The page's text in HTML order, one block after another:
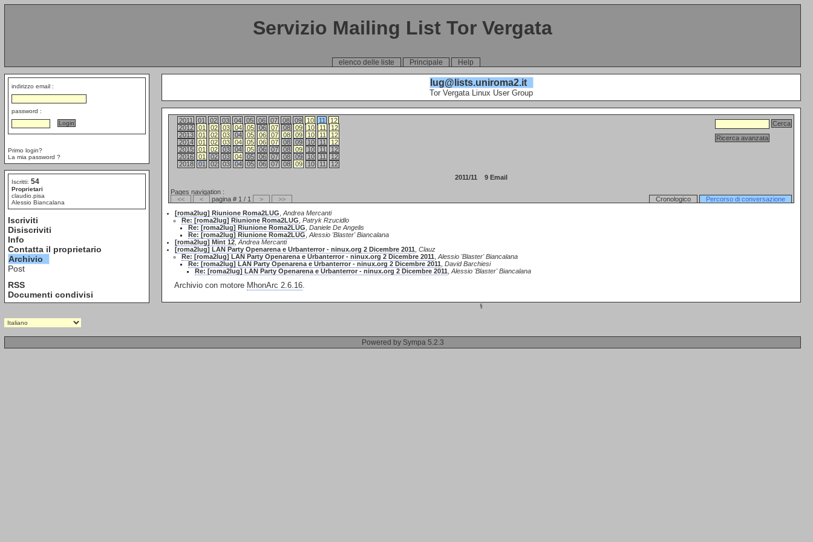
Servizio Mailing List Tor Vergata
elenco delle liste Principale Help
indirizzo email :
password :
Primo login?
La mia password ?
Iscritti: 54
Proprietari
claudio.pisa
Alessio Biancalana
Iscriviti
Disiscriviti
Info
Contatta il proprietario
Archivio
Post
RSS
Documenti condivisi
lug@lists.uniroma2.it
Tor Vergata Linux User Group
2011 01 02 03 04 05 06 07 08 09 10 11
12
2012
01 02 03 04 05 06 07 08 09 10 11
12
2013
01 02 03 04 05 06 07 08 09 10 11
12
2014
01 02 03 04 05 06 07 08 09 10 11
12
2015
01 02 03 04 05 06 07 08 09 10 11
12
2016
01 02 03 04 05 06 07 08 09 10 11
12
2018
01 02 03 04 05 06 07 08 09 10 11
12
2011/11 9 Email
Pages navigation :
Cronologico
Percorso di conversazione
<< < pagina # 1 / 1 >
>>
[roma2lug] Riunione Roma2LUG Andrea Mercanti
Re: [roma2lug] Riunione Roma2LUG Patryk Rzucidlo
Re: [roma2lug] Riunione Roma2LUG Daniele De Angelis
Re: [roma2lug] Riunione Roma2LUG Alessio 'Blaster' Biancalana
[roma2lug] Mint 12 Andrea Mercanti
[roma2lug] LAN Party Openarena e Urbanterror - ninux.org 2 Dicembre 2011 Clauz
Re: [roma2lug] LAN Party Openarena e Urbanterror - ninux.org 2 Dicembre 2011 Alessio 'Blaster' Biancalana
Re: [roma2lug] LAN Party Openarena e Urbanterror - ninux.org 2 Dicembre 2011 David Barchiesi
Re: [roma2lug] LAN Party Openarena e Urbanterror - ninux.org 2 Dicembre 2011 Alessio 'Blaster' Biancalana
Archivio con motore MhonArc 2.6.16.
§
Powered by Sympa 5.2.3